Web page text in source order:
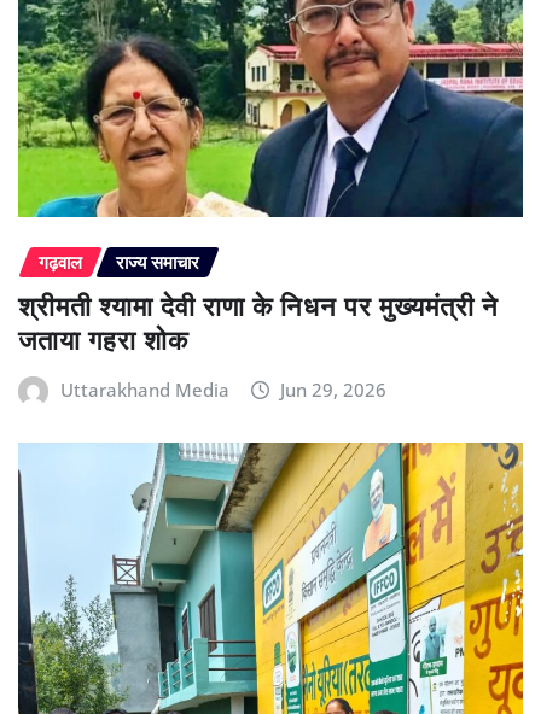
गढ़वाल राज्य समाचार
श्रीमती श्यामा देवी राणा के निधन पर मुख्यमंत्री ने
जताया गहरा शोक
Uttarakhand Media Jun 29, 2026